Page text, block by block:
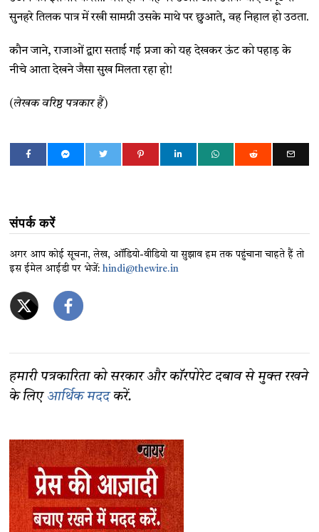
सुनहरे तिलक पात्र में रखी सामग्री उसके माथे पर छुआते, वह निहाल हो उठता.
कौन जाने, राजाओं द्वारा सताई गई प्रजा को यह देखकर ऊंट को पहाड़ के
नीचे आता देखने जैसा सुख मिलता रहा हो!
(लेखक वरिष्ठ पत्रकार हैं)
संपर्क करें
अगर आप कोई सूचना, लेख, ऑडियो-वीडियो या सुझाव हम तक पहुंचाना चाहते हैं तो
इस ईमेल आईडी पर भेजें:hindi@thewire.in
हमारी पत्रकारिता को सरकार और कॉरपोरेट दबाव से मुक्त रखने
के लिए आर्थिक मददकरें.